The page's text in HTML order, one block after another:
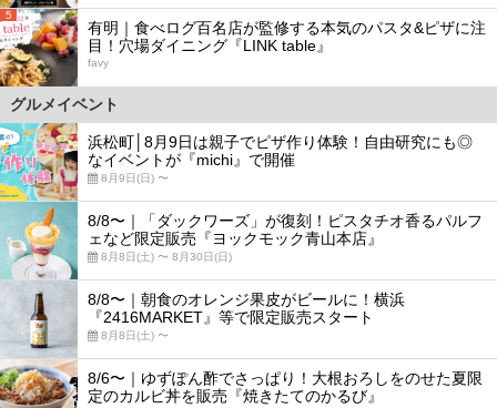
5
有明｜食べログ百名店が監修する本気のパスタ&ピザに注
目！穴場ダイニング『LINK table』
favy
グルメイベント
浜松町│8月9日は親子でピザ作り体験！自由研究にも◎
なイベントが『michi』で開催
8月9日(日) 〜
8/8〜｜「ダックワーズ」が復刻！ピスタチオ香るパルフ
ェなど限定販売『ヨックモック青山本店』
8月8日(土) 〜 8月30日(日)
8/8〜｜朝食のオレンジ果皮がビールに！横浜
『2416MARKET』等で限定販売スタート
8月8日(土) 〜
8/6〜｜ゆずぽん酢でさっぱり！大根おろしをのせた夏限
定のカルビ丼を販売『焼きたてのかるび』